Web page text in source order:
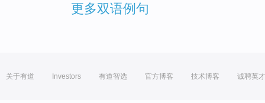
更多双语例句
关于有道 Investors 有道智选 官方博客 技术博客 诚聘英才